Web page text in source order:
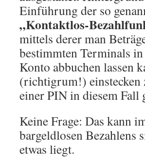
Einführung der so
„Kontaktlos-
mittels derer man
bestimmten Terminals
Konto abbuchen lassen
(richtigrum!) einstecken
einer PIN in diesem
Keine Frage: Das kann
bargeldlosen Bezahlens
etwas liegt.